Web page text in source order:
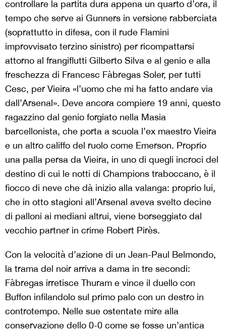
controllare la partita dura appena un quarto d’ora, il
tempo che serve ai Gunners in versione rabberciata
(soprattutto in difesa, con il rude Flamini
improvvisato terzino sinistro) per ricompattarsi
attorno al frangiflutti Gilberto Silva e al genio e alla
freschezza di Francesc Fàbregas Soler, per tutti
Cesc, per Vieira «l’uomo che mi ha fatto andare via
dall’Arsenal». Deve ancora compiere 19 anni, questo
ragazzino dal genio forgiato nella Masia
barcellonista, che porta a scuola l’ex maestro Vieira
e un altro califfo del ruolo come Emerson. Proprio
una palla persa da Vieira, in uno di quegli incroci del
destino di cui le notti di Champions traboccano, è il
fiocco di neve che dà inizio alla valanga: proprio lui,
che in otto stagioni all’Arsenal aveva svelto decine
di palloni ai mediani altrui, viene borseggiato dal
vecchio partner in crime Robert Pirès.
Con la velocità d’azione di un Jean-Paul Belmondo,
la trama del noir arriva a dama in tre secondi:
Fàbregas irretisce Thuram e vince il duello con
Buffon infilandolo sul primo palo con un destro in
controtempo. Nelle sue ostentate mire alla
conservazione dello 0-0 come se fosse un’antica